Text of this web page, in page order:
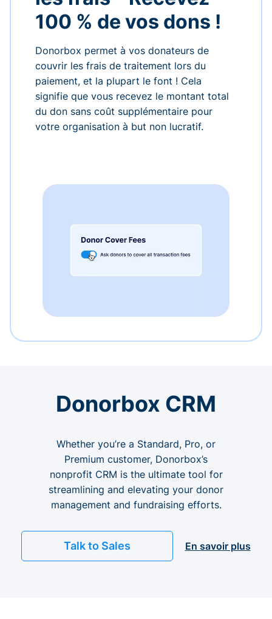
100 % de vos dons !
Donorbox permet à vos donateurs de
couvrir les frais de traitement lors du
paiement, et la plupart le font ! Cela
signifie que vous recevez le montant total
du don sans coût supplémentaire pour
votre organisation à but non lucratif.
Donorbox CRM
Whether you’re a Standard, Pro, or
Premium customer, Donorbox’s
nonprofit CRM is the ultimate tool for
streamlining and elevating your donor
management and fundraising efforts.
Talk to Sales En savoir plus